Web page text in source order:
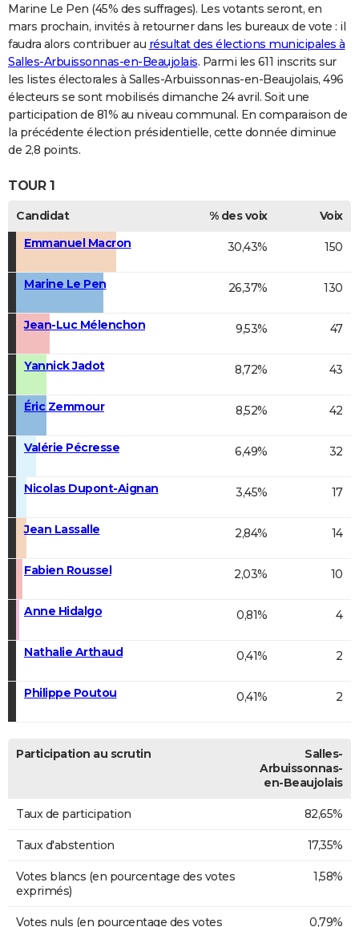
Marine Le Pen (45% des suffrages). Les votants seront, en
mars prochain, invités à retourner dans les bureaux de vote : il
faudra alors contribuer au résultat des élections municipales à
Salles-Arbuissonnas-en-Beaujolais. Parmi les 611 inscrits sur
les listes électorales à Salles-Arbuissonnas-en-Beaujolais, 496
électeurs se sont mobilisés dimanche 24 avril. Soit une
participation de 81% au niveau communal. En comparaison de
la précédente élection présidentielle, cette donnée diminue
de 2,8 points.
TOUR 1
Candidat % des voix
Voix
Emmanuel Macron
30,43% 150
Marine Le Pen 26,37% 130
Jean-Luc Mélenchon 9,53% 47
Yannick Jadot 8,72% 43
Éric Zemmour 8,52% 42
Valérie Pécresse 6,49% 32
Nicolas Dupont-Aignan 3,45% 17
Jean Lassalle 2,84% 14
Fabien Roussel 2,03% 10
Anne Hidalgo 0,81% 4
Nathalie Arthaud 0,41% 2
Philippe Poutou 0,41% 2
Participation au scrutin
Salles-
Arbuissonnas-
en-Beaujolais
Taux de participation 82,65%
Taux d'abstention 17,35%
Votes blancs (en pourcentage des votes
exprimés)
1,58%
Votes nuls (en pourcentage des votes 0,79%